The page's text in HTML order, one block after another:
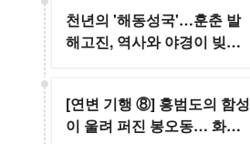
천년의 '해동성국'…훈춘 발
해고진, 역사와 야경이 빚어
[연변 기행 ⑧] 홍범도의 함성
이 울려 퍼진 봉오동… 화룡